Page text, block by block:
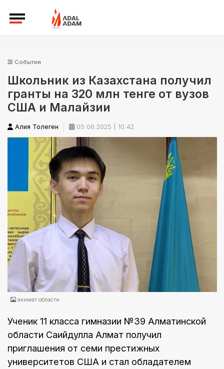
События
Школьник из Казахстана получил
гранты на 320 млн тенге от вузов
США и Малайзии
Алия Толеген 05.06.2025 | 10:42
акимат области
Ученик 11 класса гимназии №39 Алматинской
области Сақийдулла Алмат получил
приглашения от семи престижных
университетов США и стал обладателем